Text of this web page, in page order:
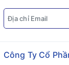
Công Ty Cổ